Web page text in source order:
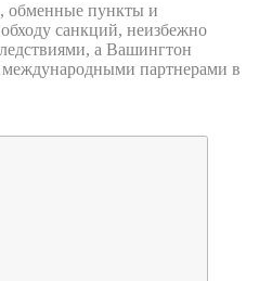
обменные пункты и
санкций, неизбежно
а Вашингтон
международными партнерами в